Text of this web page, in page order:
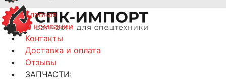
Главная
О компании
Контакты
Доставка и оплата
Отзывы
ЗАПЧАСТИ: